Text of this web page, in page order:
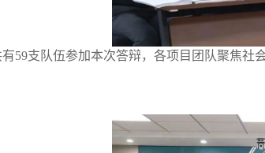
59支队伍参加本次答辩，各项目团队聚焦社